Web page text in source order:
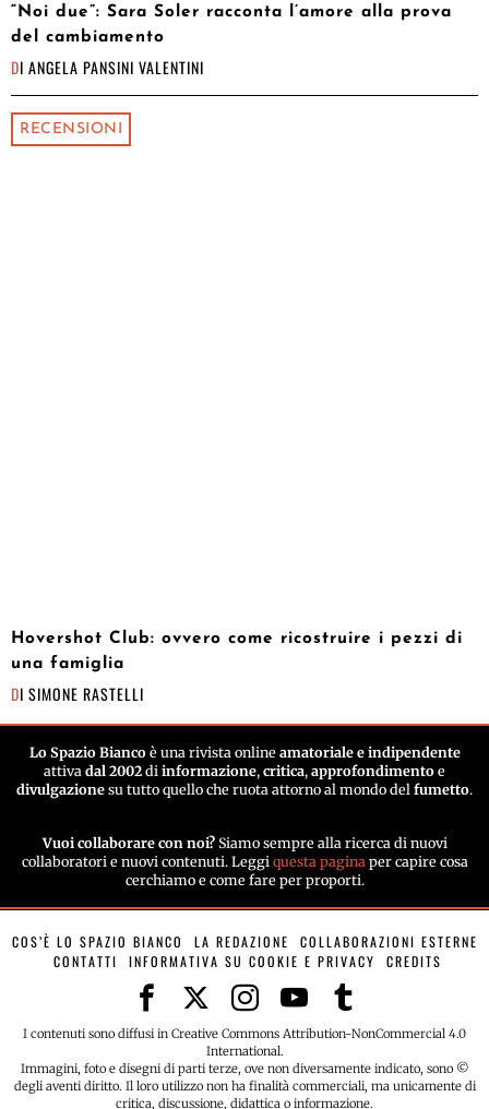
“Noi due”: Sara Soler racconta l’amore alla prova
del cambiamento
DI ANGELA PANSINI VALENTINI
RECENSIONI
Hovershot Club: ovvero come ricostruire i pezzi di
una famiglia
DI SIMONE RASTELLI
Lo Spazio Biancoè una rivista online amatoriale e indipendente
attiva dal 2002 di informazione, critica, approfondimento e
divulgazione su tutto quello che ruota attorno al mondo del fumetto.
Vuoi collaborare con noi? Siamo sempre alla ricerca di nuovi
collaboratori e nuovi contenuti. Leggi questa paginaper capire cosa
cerchiamo e come fare per proporti.
COS’È LO SPAZIO BIANCO LA REDAZIONE
COLLABORAZIONI ESTERNE
CONTATTI
INFORMATIVA SU COOKIE E PRIVACY CREDITS
I contenuti sono diffusi in Creative Commons Attribution-NonCommercial 4.0
International.
Immagini, foto e disegni di parti terze, ove non diversamente indicato, sono ©
degli aventi diritto. Il loro utilizzo non ha finalità commerciali, ma unicamente di
critica, discussione, didattica o informazione.